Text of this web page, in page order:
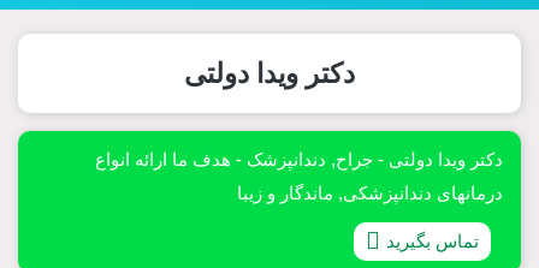
دکتر ویدا دولتی
دکتر ویدا دولتی - جراح, دندانپزشک - هدف ما ارائه انواع
درمانهای دندانپزشکی, ماندگار و زیبا
تماس بگیرید